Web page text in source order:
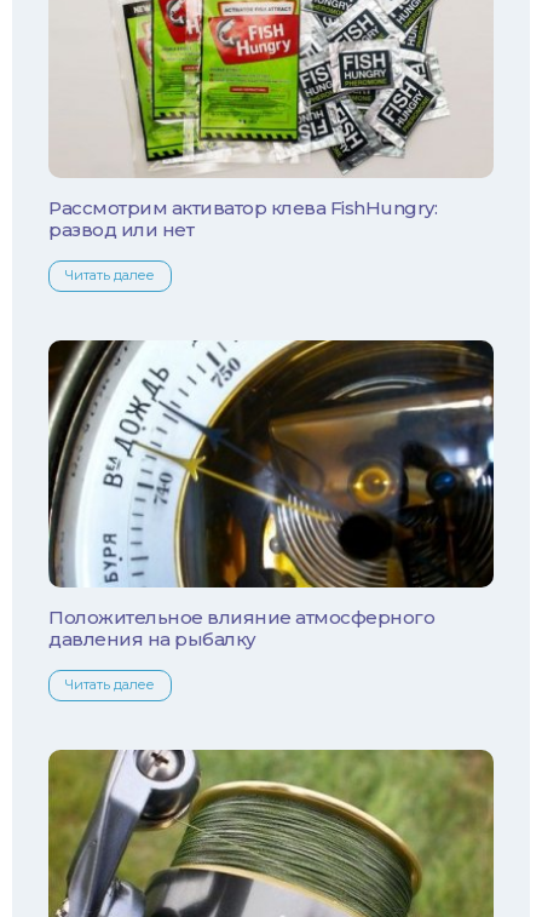
Плотва
Линь
Белый амур
Осетр
Ротан
Сом
Толстолобик
Уклейка
Форель
Хариус
Чехонь
Рассмотрим активатор клева FishHungry:
развод или нет
Читать далее
Положительное влияние атмосферного
давления на рыбалку
Читать далее